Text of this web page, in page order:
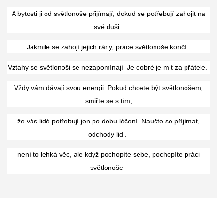
A bytosti ji od světlonoše přijímají, dokud se potřebují zahojit na
své duši.
Jakmile se zahojí jejich rány, práce světlonoše končí.
Vztahy se světlonoši se nezapomínají. Je dobré je mít za přátele.
Vždy vám dávají svou energii. Pokud chcete být světlonošem,
smiřte se s tím,
že vás lidé potřebují jen po dobu léčení. Naučte se příjímat,
odchody lidí,
není to lehká věc, ale když pochopíte sebe, pochopíte práci
světlonoše.